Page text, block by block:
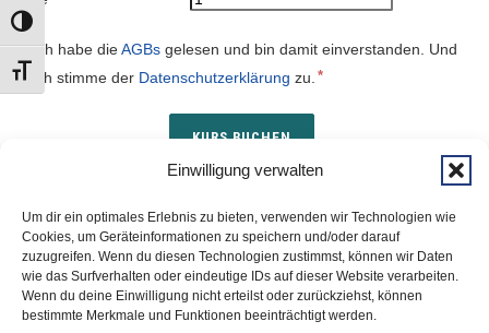
Einwilligung verwalten
Um dir ein optimales Erlebnis zu bieten, verwenden wir Technologien wie
Cookies, um Geräteinformationen zu speichern und/oder darauf
zuzugreifen. Wenn du diesen Technologien zustimmst, können wir Daten
wie das Surfverhalten oder eindeutige IDs auf dieser Website verarbeiten.
Wenn du deine Einwilligung nicht erteilst oder zurückziehst, können
bestimmte Merkmale und Funktionen beeinträchtigt werden.
UMSCHALTEN AUF HOHE KONTRASTE
SCHRIFT VERGRÖSSERN
Ich habe dieAGBs gelesen und bin damit einverstanden. Und
ich stimme der Datenschutzerklärung zu.